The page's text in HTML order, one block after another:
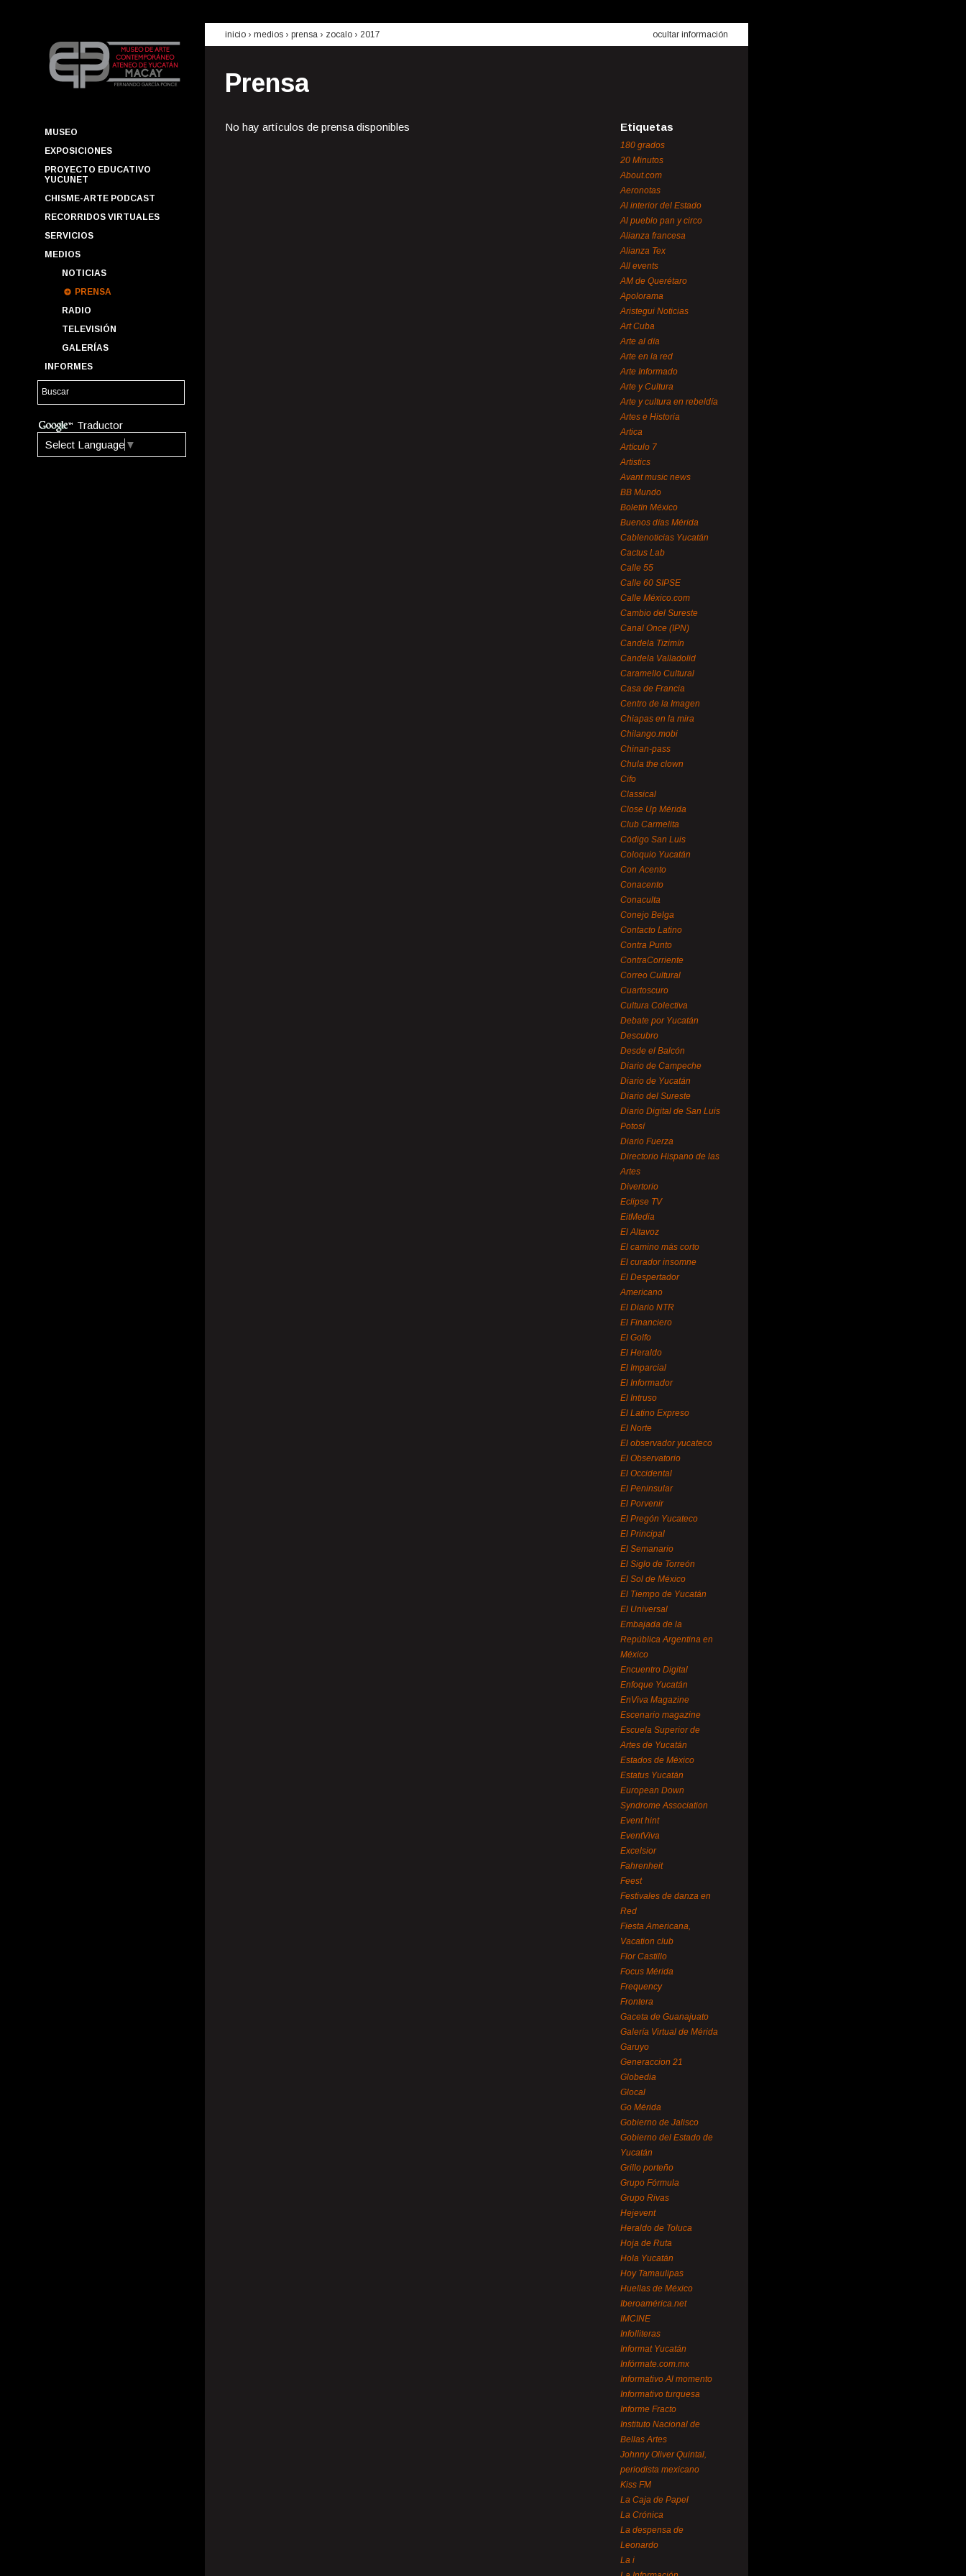
MUSEO
EXPOSICIONES
PROYECTO EDUCATIVO
YUCUNET
CHISME-ARTE PODCAST
RECORRIDOS VIRTUALES
SERVICIOS
MEDIOS
NOTICIAS
PRENSA
RADIO
TELEVISIÓN
GALERÍAS
INFORMES
Traductor
Select Language ▼
inicio › medios › prensa › zocalo › 2017 ocultar información
Prensa
No hay artículos de prensa disponibles Etiquetas
180 grados
20 Minutos
About.com
Aeronotas
Al interior del Estado
Al pueblo pan y circo
Alianza francesa
Alianza Tex
All events
AM de Querétaro
Apolorama
Aristegui Noticias
Art Cuba
Arte al día
Arte en la red
Arte Informado
Arte y Cultura
Arte y cultura en rebeldía
Artes e Historia
Artica
Artículo 7
Artistics
Avant music news
BB Mundo
Boletín México
Buenos días Mérida
Cablenoticias Yucatán
Cactus Lab
Calle 55
Calle 60 SIPSE
Calle México.com
Cambio del Sureste
Canal Once (IPN)
Candela Tizimín
Candela Valladolid
Caramello Cultural
Casa de Francia
Centro de la Imagen
Chiapas en la mira
Chilango.mobi
Chinan-pass
Chula the clown
Cifo
Classical
Close Up Mérida
Club Carmelita
Código San Luis
Coloquio Yucatán
Con Acento
Conacento
Conaculta
Conejo Belga
Contacto Latino
Contra Punto
ContraCorriente
Correo Cultural
Cuartoscuro
Cultura Colectiva
Debate por Yucatán
Descubro
Desde el Balcón
Diario de Campeche
Diario de Yucatán
Diario del Sureste
Diario Digital de San Luis
Potosí
Diario Fuerza
Directorio Hispano de las
Artes
Divertorio
Eclipse TV
EitMedia
El Altavoz
El camino más corto
El curador insomne
El Despertador
Americano
El Diario NTR
El Financiero
El Golfo
El Heraldo
El Imparcial
El Informador
El Intruso
El Latino Expreso
El Norte
El observador yucateco
El Observatorio
El Occidental
El Peninsular
El Porvenir
El Pregón Yucateco
El Principal
El Semanario
El Siglo de Torreón
El Sol de México
El Tiempo de Yucatán
El Universal
Embajada de la
República Argentina en
México
Encuentro Digital
Enfoque Yucatán
EnViva Magazine
Escenario magazine
Escuela Superior de
Artes de Yucatán
Estados de México
Estatus Yucatán
European Down
Syndrome Association
Event hint
EventViva
Excelsior
Fahrenheit
Feest
Festivales de danza en
Red
Fiesta Americana,
Vacation club
Flor Castillo
Focus Mérida
Frequency
Frontera
Gaceta de Guanajuato
Galería Virtual de Mérida
Garuyo
Generaccion 21
Globedia
Glocal
Go Mérida
Gobierno de Jalisco
Gobierno del Estado de
Yucatán
Grillo porteño
Grupo Fórmula
Grupo Rivas
Hejevent
Heraldo de Toluca
Hoja de Ruta
Hola Yucatán
Hoy Tamaulipas
Huellas de México
Iberoamérica.net
IMCINE
Infolliteras
Informat Yucatán
Infórmate.com.mx
Informativo Al momento
Informativo turquesa
Informe Fracto
Instituto Nacional de
Bellas Artes
Johnny Oliver Quintal,
periodista mexicano
Kiss FM
La Caja de Papel
La Crónica
La despensa de
Leonardo
La i